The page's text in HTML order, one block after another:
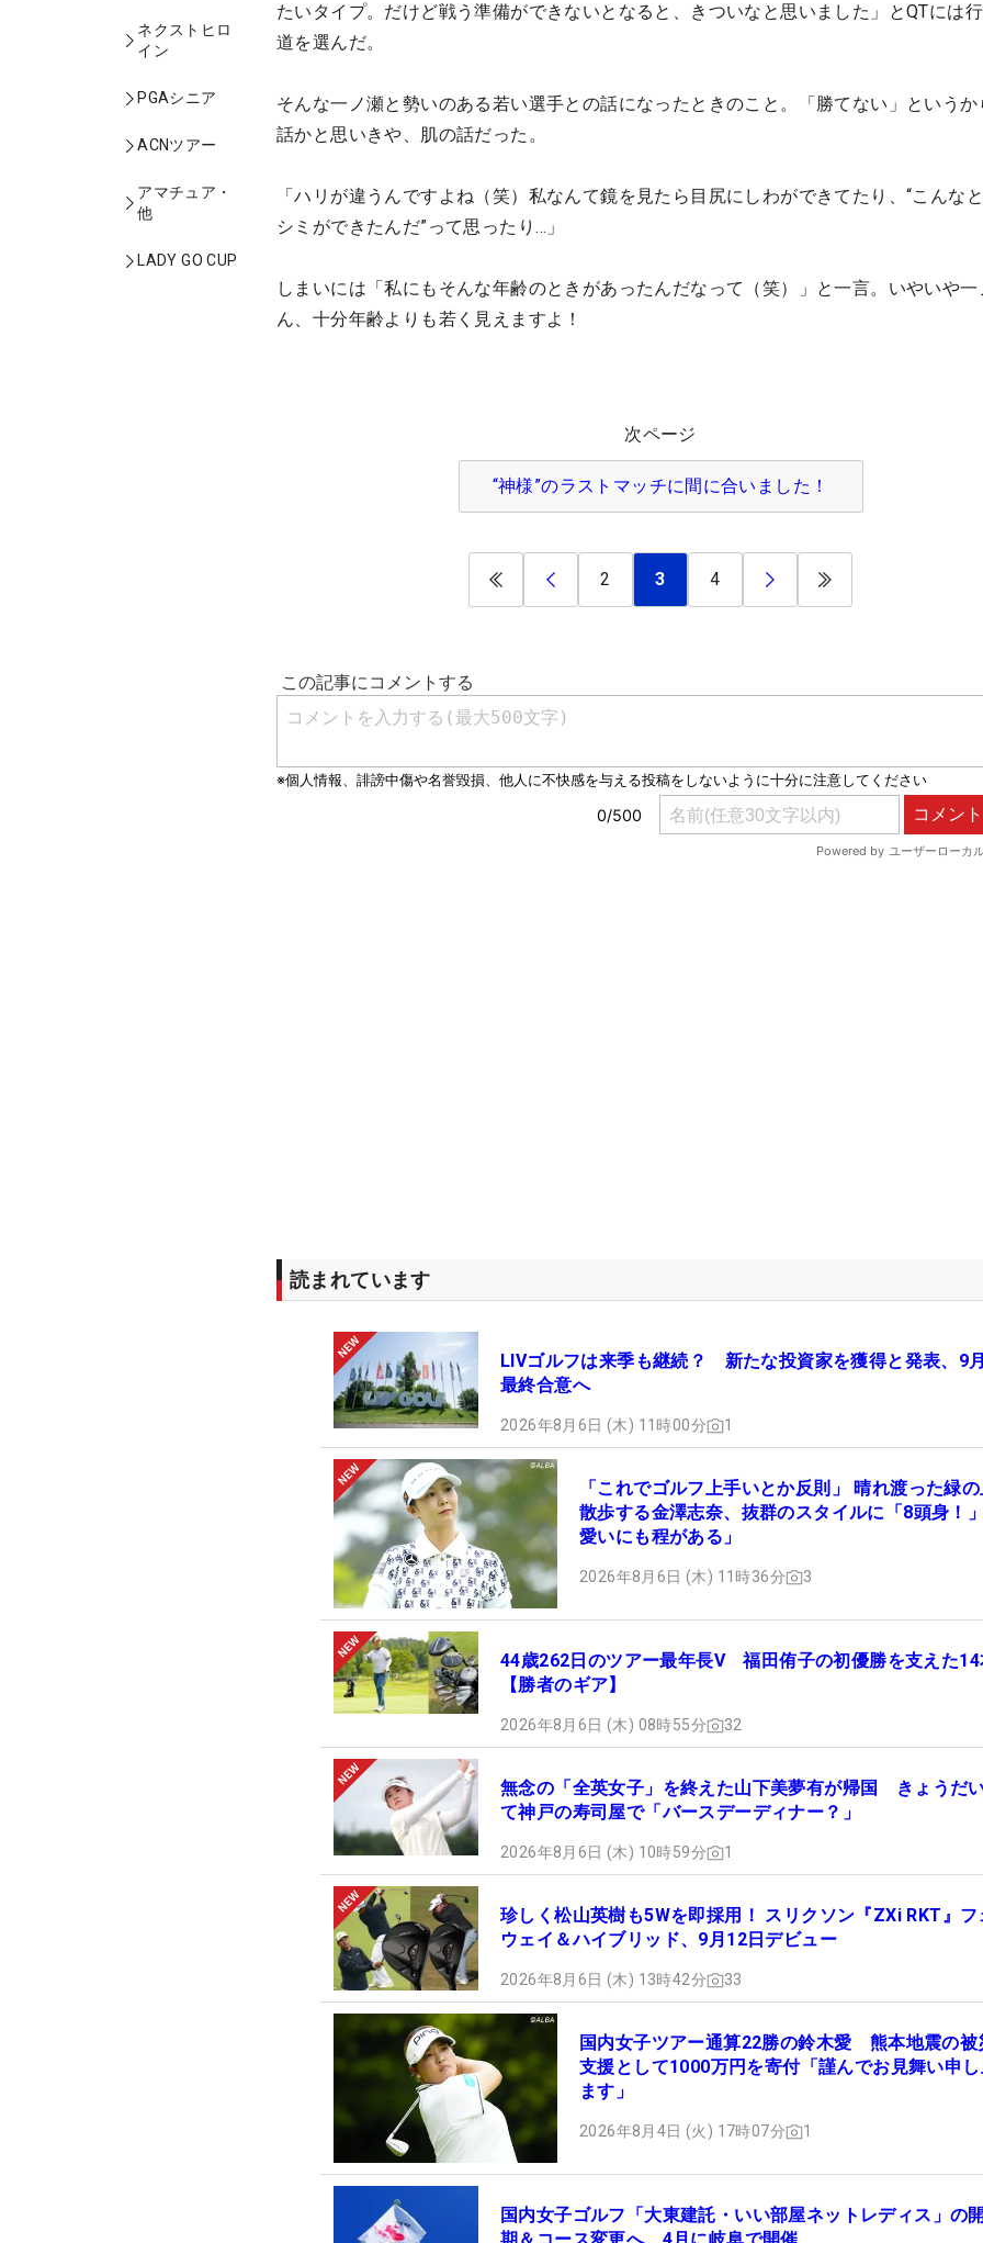
ネクストヒロ
イン
PGAシニア
ACNツアー
アマチュア・
他
LADY GO CUP
たいタイプ。だけど戦う準備ができないとなると、きついなと思いました」とQTには
道を選んだ。
そんな一ノ瀬と勢いのある若い選手との話になったときのこと。「勝てない」というか
話かと思いきや、肌の話だった。
「ハリが違うんですよね（笑）私なんて鏡を見たら目尻にしわができてたり、“こんな
シミができたんだ”って思ったり…」
しまいには「私にもそんな年齢のときがあったんだなって（笑）」と一言。いやいや一
ん、十分年齢よりも若く見えますよ！
次ページ
“神様”のラストマッチに間に合いました！
2 3 4
読まれています
LIVゴルフは来季も継続？ 新たな投資家を獲得と発表、9
最終合意へ
2026年8月6日 (木) 11時00分 1
「これでゴルフ上手いとか反則」 晴れ渡った緑
散歩する金澤志奈、抜群のスタイルに「8頭身！
愛いにも程がある」
2026年8月6日 (木) 11時36分 3
44歳262日のツアー最年長V 福田侑子の初優勝を支えた14
【勝者のギア】
2026年8月6日 (木) 08時55分 32
無念の「全英女子」を終えた山下美夢有が帰国 きょうだ
て神戸の寿司屋で「バースデーディナー？」
2026年8月6日 (木) 10時59分 1
珍しく松山英樹も5Wを即採用！ スリクソン『ZXi RKT』フ
ウェイ＆ハイブリッド、9月12日デビュー
2026年8月6日 (木) 13時42分 33
国内女子ツアー通算22勝の鈴木愛 熊本地震の被
支援として1000万円を寄付「謹んでお見舞い申
ます」
2026年8月4日 (火) 17時07分 1
国内女子ゴルフ「大東建託・いい部屋ネットレディス」の